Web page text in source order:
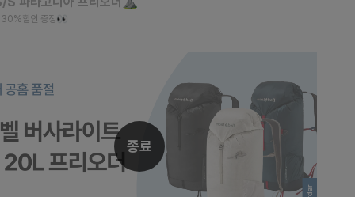
30%할인 증정👀
종료